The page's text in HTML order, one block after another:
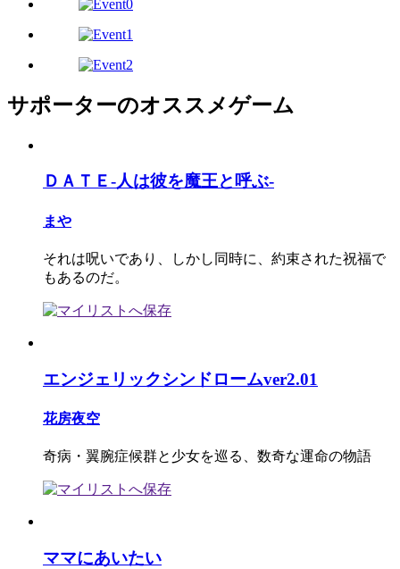
サポーターのオススメゲーム
ＤＡＴＥ-人は彼を魔王と呼ぶ-
まや
それは呪いであり、しかし同時に、約束された祝福で
もあるのだ。
エンジェリックシンドロームver2.01
花房夜空
奇病・翼腕症候群と少女を巡る、数奇な運命の物語
ママにあいたい